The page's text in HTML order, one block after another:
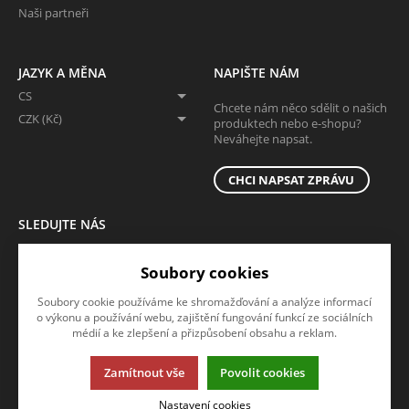
Naši partneři
JAZYK A MĚNA
CS
CZK (Kč)
NAPIŠTE NÁM
Chcete nám něco sdělit o našich
produktech nebo e-shopu?
Neváhejte napsat.
CHCI NAPSAT ZPRÁVU
SLEDUJTE NÁS
Tato stránka používá soubory cookies. Klikněte pro více informací.
Soubory cookies
Soubory cookie používáme ke shromažďování a analýze informací
o výkonu a používání webu, zajištění fungování funkcí ze sociálních
médií a ke zlepšení a přizpůsobení obsahu a reklam.
Zamítnout vše Povolit cookies
Nastavení cookies